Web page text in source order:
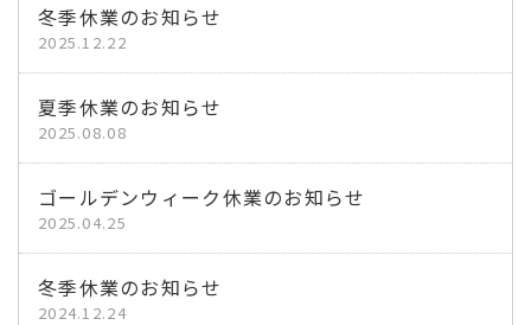
冬季休業のお知らせ
2025.12.22
夏季休業のお知らせ
2025.08.08
ゴールデンウィーク休業のお知らせ
2025.04.25
冬季休業のお知らせ
2024.12.24